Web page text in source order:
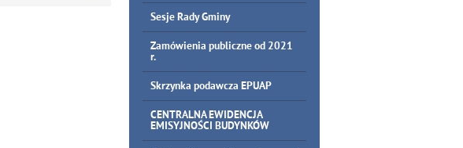
Sesje Rady Gminy
Zamówienia publiczne od 2021
r.
Skrzynka podawcza EPUAP
CENTRALNA EWIDENCJA
EMISYJNOŚCI BUDYNKÓW